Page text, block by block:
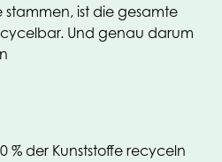
ist die gesamte
Und genau darum
% der Kunststoffe recyceln